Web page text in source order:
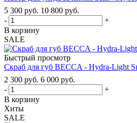
5 300 руб. 10 800 руб.
-
+
В корзину
SALE
Быстрый просмотр
Скраб для губ BECCA - Hydra-Light
2 300 руб. 6 000 руб.
-
+
В корзину
Хиты
SALE